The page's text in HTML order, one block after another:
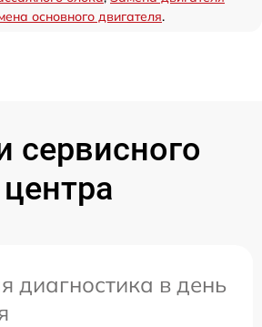
основного двигателя.
сервисного
центра
диагностика в день